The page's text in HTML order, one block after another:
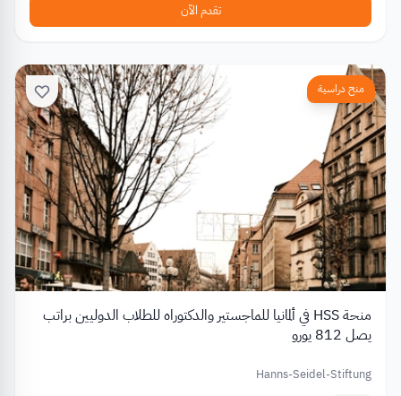
تقدم الآن
منح دراسية
منحة HSS في ألمانيا للماجستير والدكتوراه للطلاب الدوليين براتب
يصل 812 يورو
Hanns-Seidel-Stiftung